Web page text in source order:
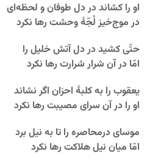
او را کشاند در دل طوفان و لحظه‌ای
در موج‌خیز لُجّۀ وحشت رها نکرد
حتّی کشید در دل آتش خلیل را
امّا در آن شرار شرارت رها نکرد
یعقوب را به کلبۀ احزان اگر نشاند
او را در آن سرای مصیبت رها نکرد
موسای درمحاصره را تا به نیل برد
امّا میان نیل هلاکت رها نکرد